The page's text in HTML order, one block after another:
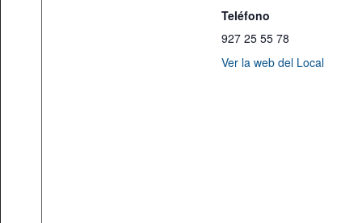
Teléfono
927 25 55 78
Ver la web del Local